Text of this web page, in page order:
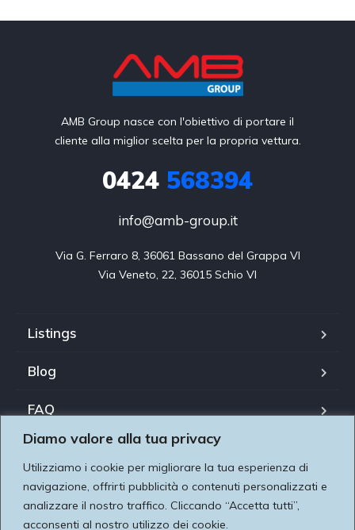
Diamo valore alla tua privacy
Utilizziamo i cookie per migliorare la tua esperienza di
navigazione, offrirti pubblicità o contenuti personalizzati e
analizzare il nostro traffico. Cliccando “Accetta tutti”,
acconsenti al nostro utilizzo dei cookie.
AMB Group nasce con l'obiettivo di portare il
cliente alla miglior scelta per la propria vettura.
0424 568394
info@amb-group.it
Via G. Ferraro 8, 36061 Bassano del Grappa VI
Via Veneto, 22, 36015 Schio VI
Listings
Blog
FAQ
Il nostro team
About us
Contatti
Utilizziamo i cookie per essere sicuri che tu possa avere
la migliore esperienza sul nostro sito. Se continui ad
utilizzare questo sito noi assumiamo che tu ne sia felice